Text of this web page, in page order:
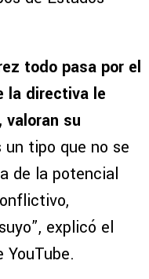
todo pasa por el
la directiva le
valoran su
un tipo que no se
de la potencial
explicó el